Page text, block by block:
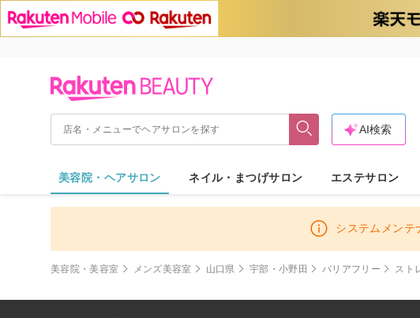
AI検索
美容院・ヘアサロン ネイル・まつげサロン エステサロン
システムメン
美容院・美容室 メンズ美容室 山口県 宇部・小野田 バリアフリー スト